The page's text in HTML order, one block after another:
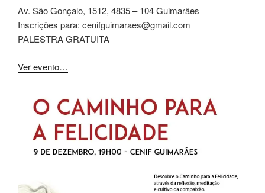
Av. São Gonçalo, 1512, 4835 – 104 Guimarães
Inscrições para: cenifguimaraes@gmail.com
PALESTRA GRATUITA
Ver evento…